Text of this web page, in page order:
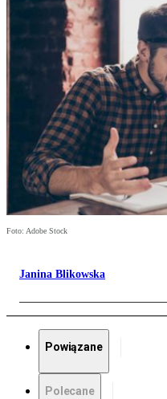
Foto: Adobe Stock
Janina Blikowska
Powiązane
Polecane